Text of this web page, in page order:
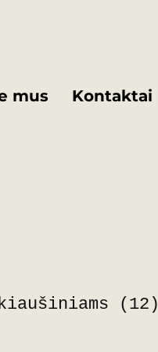
mus Kontaktai
(12)